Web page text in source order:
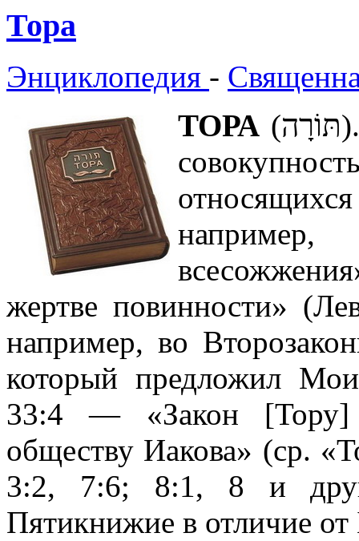
Тора
Энциклопедия -
ТОРА (תּוֹרָה). В Пятикнижии Торой названа
например,
жертве повинности»
например, во
который предложил
33:4 — «Закон [Тору]
обществу Иакова» (ср.
3:2, 7:6; 8:1, 8 и
Пятикнижие в отличие